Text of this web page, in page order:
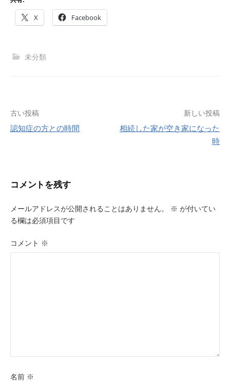
X Facebook
未分類
投
稿
ゲ
ー
シ
ョ
古い投稿
認知症の方との時間
新しい投稿
相続した家が空き家になった
時
コメントを残す
メールアドレスが公開されることはありません。 ※ が付いてい
る欄は必須項目です
コメント ※
名前 ※